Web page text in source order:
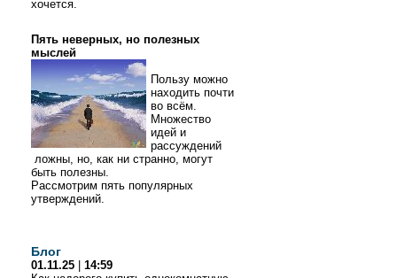
хочется.
Пять неверных, но полезных
мыслей
Пользу можно
находить почти
во всём.
Множество
идей и
рассуждений
ложны, но, как ни странно, могут
быть полезны.
Рассмотрим пять популярных
утверждений.
Блог
01.11.25
14:59